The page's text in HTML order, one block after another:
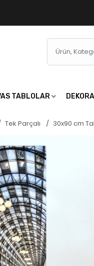
TABLOLAR
Tek Parçalı 30x90 cm